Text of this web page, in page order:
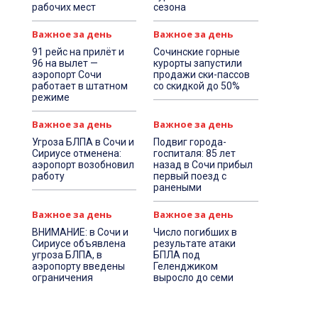
рабочих мест
сезона
Важное за день
91 рейс на прилёт и
96 на вылет —
аэропорт Сочи
работает в штатном
режиме
Важное за день
Сочинские горные
курорты запустили
продажи ски-пассов
со скидкой до 50%
Важное за день
Угроза БЛПА в Сочи и
Сириусе отменена:
аэропорт возобновил
работу
Важное за день
Подвиг города-
госпиталя: 85 лет
назад в Сочи прибыл
первый поезд с
ранеными
Важное за день
ВНИМАНИЕ: в Сочи и
Сириусе объявлена
угроза БЛПА, в
аэропорту введены
ограничения
Важное за день
Число погибших в
результате атаки
БПЛА под
Геленджиком
выросло до семи